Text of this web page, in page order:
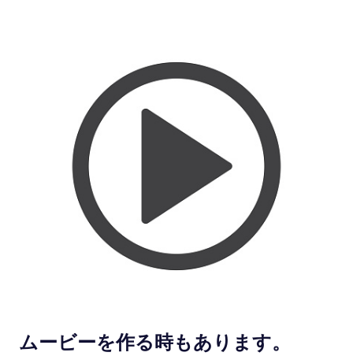
ムービーを作る時もあります。